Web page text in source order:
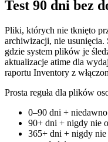
Test 90 dni bez
Pliki, których nie tknięto
archiwizacji, nie usunięcia.
gdzie system plików je
aktualizacje atime dla
raportu Inventory z
Prosta reguła dla plików
0–90 dni +
90+ dni + nigdy nie
365+ dni + nigdy